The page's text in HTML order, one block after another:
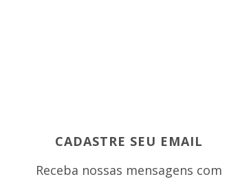
CADASTRE SEU EMAIL
Receba nossas mensagens com